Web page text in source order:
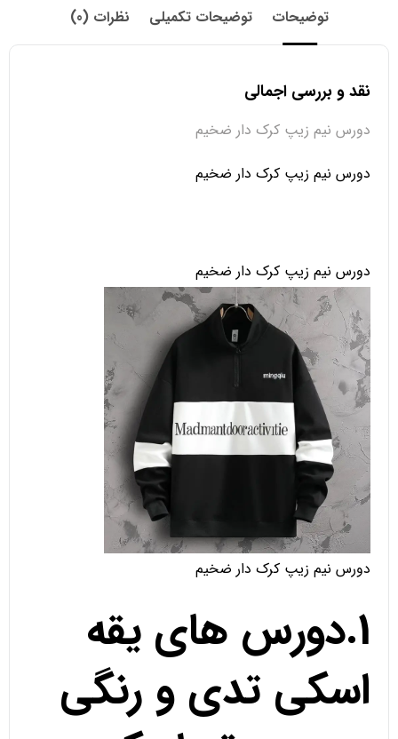
توضیحات توضیحات تکمیلی نظرات (0)
نقد و بررسی اجمالی
دورس نیم زیپ کرک دار ضخیم
دورس نیم زیپ کرک دار ضخیم
دورس نیم زیپ کرک دار ضخیم
دورس نیم زیپ کرک دار ضخیم
1.دورس های یقه
اسکی تدی و رنگی